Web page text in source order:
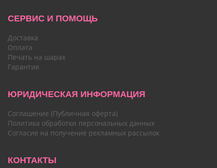
СЕРВИС И ПОМОЩЬ
Доставка
Оплата
Печать на шарах
Гарантия
ЮРИДИЧЕСКАЯ ИНФОРМАЦИЯ
Соглашение (Публичная оферта)
Политика обработки персональных данных
Согласие на получение рекламных рассылок
КОНТАКТЫ